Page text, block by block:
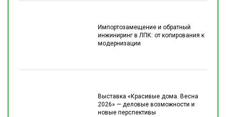
Импортозамещение и обратный
инжиниринг в ЛПК: от копирования к
модернизации
Выставка «Красивые дома. Весна
2026» — деловые возможности и
новые перспективы